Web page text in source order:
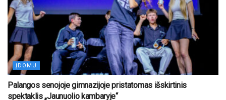
ĮDOMU
Palangos senojoje gimnazijoje pristatomas išskirtinis
spektaklis „Jaunuolio kambaryje“